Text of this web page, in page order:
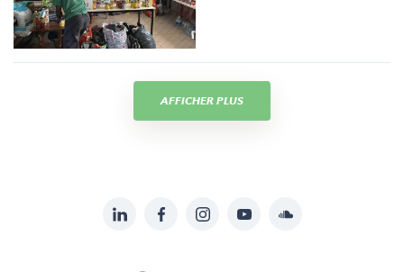
AFFICHER PLUS
LinkedInFacebookInstagramYouTubeSoundcloud